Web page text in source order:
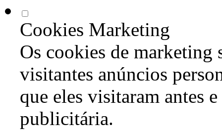
Cookies Marketing
Os cookies de marketing
visitantes anúncios
que eles visitaram antes
publicitária.